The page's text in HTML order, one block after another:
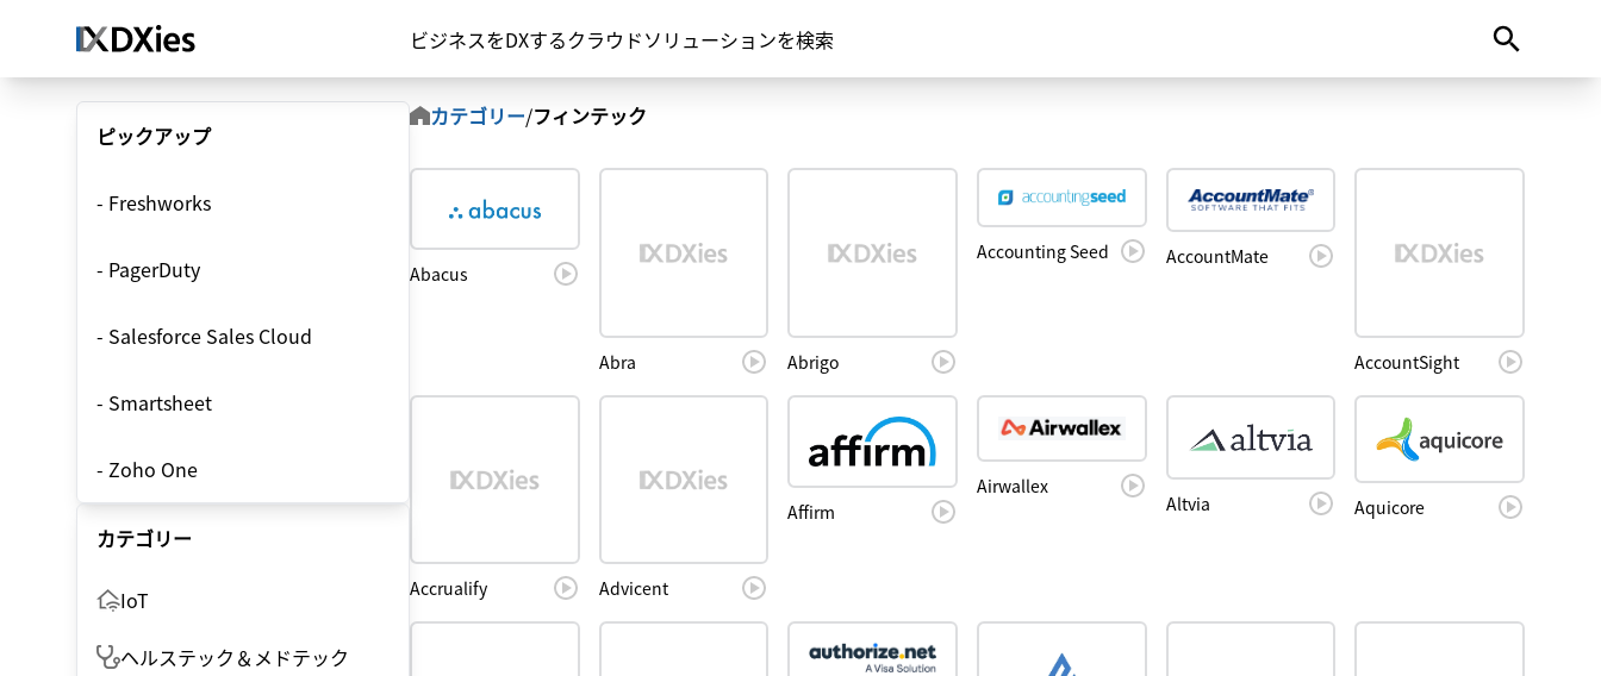
ビジネスをDXするクラウドソリューションを検索
ピックアップ
- Freshworks
- PagerDuty
- Salesforce Sales Cloud
- Smartsheet
- Zoho One
カテゴリー
IoT
ヘルステック＆メドテック
カテゴリー/フィンテック
Abacus
Abra Abrigo
Accounting Seed AccountMate
AccountSight
Accrualify Advicent
Affirm
Airwallex
Altvia Aquicore